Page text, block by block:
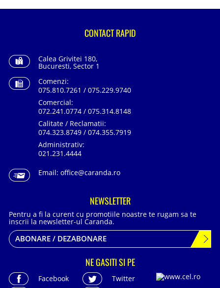
CONTACT RAPID
Calea Grivitei 180,
Bucuresti, Sector 1
Comenzi:
075.810.7261 / 075.229.9740
Comercial:
072.241.0774 / 075.314.8148
Calitate / Reclamatii:
074.323.8749 / 074.355.7919
Administrativ:
021.231.4444
Email: office@caranda.ro
NEWSLETTER
Pentru a fi la curent cu promotiile noastre te rugam sa te
inscrii la newsletter-ul Caranda.
ABONARE / DEZABONARE
NE GASITI SI PE
Facebook
Twitter